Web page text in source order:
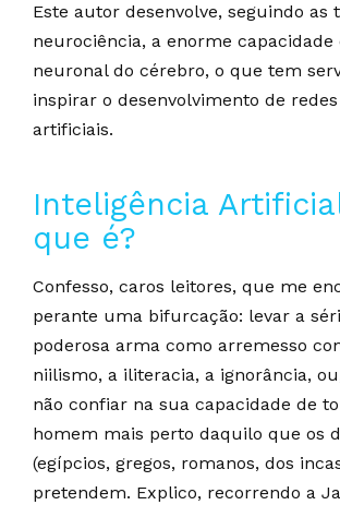
Este autor desenvolve, seguindo as
neurociência, a enorme capacidade
neuronal do cérebro, o que tem
inspirar o desenvolvimento de
artificiais.
Inteligência
que é?
Confesso, caros leitores, que me
perante uma bifurcação: levar a
poderosa arma como arremesso
niilismo, a iliteracia, a ignorância,
não confiar na sua capacidade de
homem mais perto daquilo que os
(egípcios, gregos, romanos, dos
pretendem. Explico, recorrendo a